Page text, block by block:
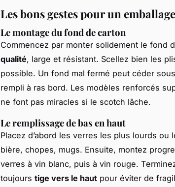
Les bons gestes pour un
Le montage du fond de carton
Commencez par monter solidement le fond
qualité, large et résistant. Scellez bien les
possible. Un fond mal fermé peut céder
rempli à ras bord. Les modèles renforcés
ne font pas miracles si le scotch lâche.
Le remplissage de bas en haut
Placez d’abord les verres les plus lourds ou
bière, chopes, mugs. Ensuite, montez
verres à vin blanc, puis à vin rouge.
toujours tige vers le haut pour éviter de